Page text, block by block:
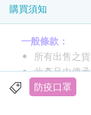
舒適的人體
柔軟鼻托 立
韓國食品醫藥
獨立包裝
韓國製造
購買須知
一般條款：
所有出售之
此產品由傳
如有任何爭
防疫口罩